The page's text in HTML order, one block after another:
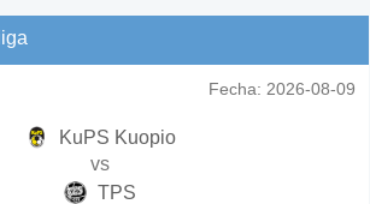
Fecha: 2026-08-09
KuPS Kuopio
vs
TPS